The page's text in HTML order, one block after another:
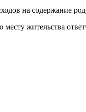
на содержание
жительства